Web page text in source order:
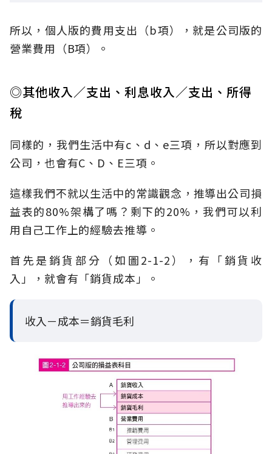
所以，個人版的費用支出（b項），就是公司版的
營業費用（B項）。
◎其他收入／支出、利息收入／支出、所得
稅
同樣的，我們生活中有c、d、e三項，所以對應到
公司，也會有C、D、E三項。
這樣我們不就以生活中的常識觀念，推導出公司損
益表的80%架構了嗎？剩下的20%，我們可以利
用自己工作上的經驗去推導。
首先是銷貨部分（如圖2-1-2），有「銷貨收
入」，就會有「銷貨成本」。
收入－成本＝銷貨毛利